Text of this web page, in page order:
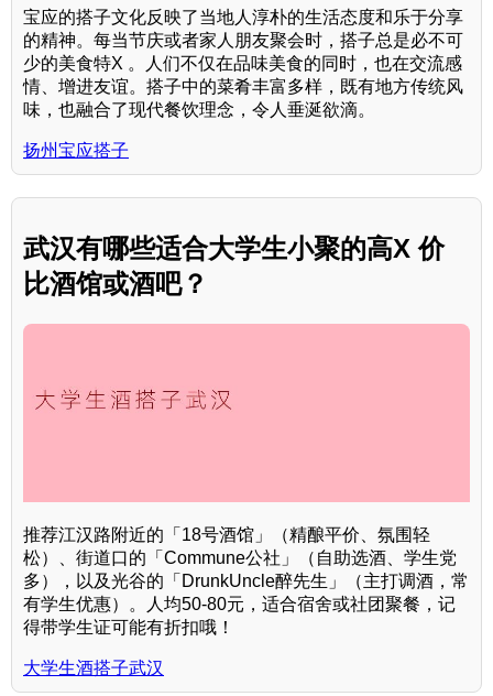
宝应的搭子文化反映了当地人淳朴的生活态度和乐于分享
的精神。每当节庆或者家人朋友聚会时，搭子总是必不可
少的美食特X 。人们不仅在品味美食的同时，也在交流感
情、增进友谊。搭子中的菜肴丰富多样，既有地方传统风
味，也融合了现代餐饮理念，令人垂涎欲滴。
扬州宝应搭子
武汉有哪些适合大学生小聚的高X 价
比酒馆或酒吧？
推荐江汉路附近的「18号酒馆」（精酿平价、氛围轻
松）、街道口的「Commune公社」（自助选酒、学生党
多），以及光谷的「DrunkUncle醉先生」（主打调酒，常
有学生优惠）。人均50-80元，适合宿舍或社团聚餐，记
得带学生证可能有折扣哦！
大学生酒搭子武汉